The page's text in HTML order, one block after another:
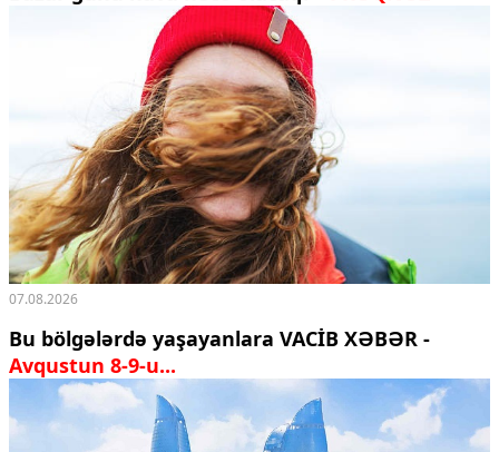
07.08.2026
Bu bölgələrdə yaşayanlara VACİB XƏBƏR -
Avqustun 8-9-u...